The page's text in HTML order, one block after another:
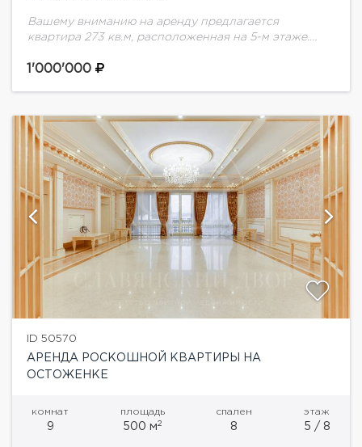
Вашему вниманию на аренду предлагается
квартира 273 кв.м, расположенная на 5-м этаже.
стиле, спланированы просторная зона кухни-
1'000'000
ID 50570
АРЕНДА РОСКОШНОЙ КВАРТИРЫ НА
ОСТОЖЕНКЕ
комнат
9
площадь
500 м2
спален
8
этаж
5 / 8